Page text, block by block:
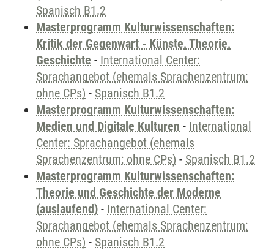
Spanisch B1.2
Masterprogramm Kulturwissenschaften:
Kritik der Gegenwart - Künste, Theorie,
Geschichte - International Center:
Sprachangebot (ehemals Sprachenzentrum;
ohne CPs) - Spanisch B1.2
Masterprogramm Kulturwissenschaften:
Medien und Digitale Kulturen - International
Center: Sprachangebot (ehemals
Sprachenzentrum; ohne CPs) - Spanisch B1.2
Masterprogramm Kulturwissenschaften:
Theorie und Geschichte der Moderne
(auslaufend) - International Center:
Sprachangebot (ehemals Sprachenzentrum;
ohne CPs) - Spanisch B1.2